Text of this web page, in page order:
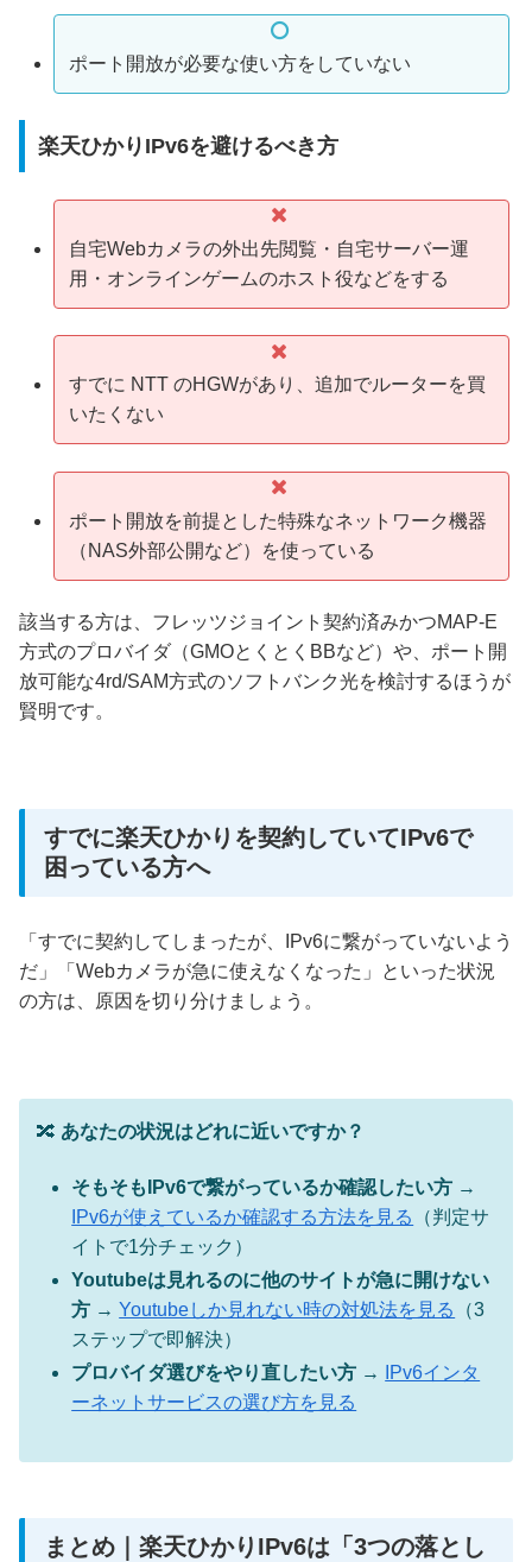
ポート開放が必要な使い方をしていない
楽天ひかりIPv6を避けるべき方
自宅Webカメラの外出先閲覧・自宅サーバー運
用・オンラインゲームのホスト役などをする
すでに NTT のHGWがあり、追加でルーターを買
いたくない
ポート開放を前提とした特殊なネットワーク機器
（NAS外部公開など）を使っている
該当する方は、フレッツジョイント契約済みかつMAP-E
方式のプロバイダ（GMOとくとくBBなど）や、ポート開
放可能な4rd/SAM方式のソフトバンク光を検討するほうが
賢明です。
すでに楽天ひかりを契約していてIPv6で
困っている方へ
「すでに契約してしまったが、IPv6に繋がっていないよう
だ」「Webカメラが急に使えなくなった」といった状況
の方は、原因を切り分けましょう。
🔀 あなたの状況はどれに近いですか？
そもそもIPv6で繋がっているか確認したい方 →
IPv6が使えているか確認する方法を見る
（判定サ
イトで1分チェック）
Youtubeは見れるのに他のサイトが急に開けない
方 →Youtubeしか見れない時の対処法を見る
（3
ステップで即解決）
プロバイダ選びをやり直したい方 →
IPv6インタ
ーネットサービスの選び方を見る
まとめ｜楽天ひかりIPv6は「3つの落とし